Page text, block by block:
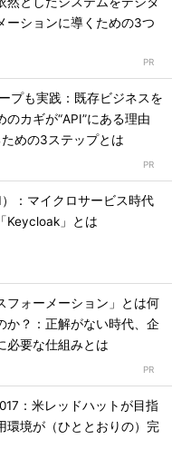
ーションに導くための3つ
プも実践：既存ビジネスを
カギが“API”にある理由
めの3ステップとは
：マイクロサービス時代
Keycloak」とは
フォーメーション」とは何
？：正解がない時代、企
必要な仕組みとは
：米レッドハットが目指
環境が（ひととおりの）完